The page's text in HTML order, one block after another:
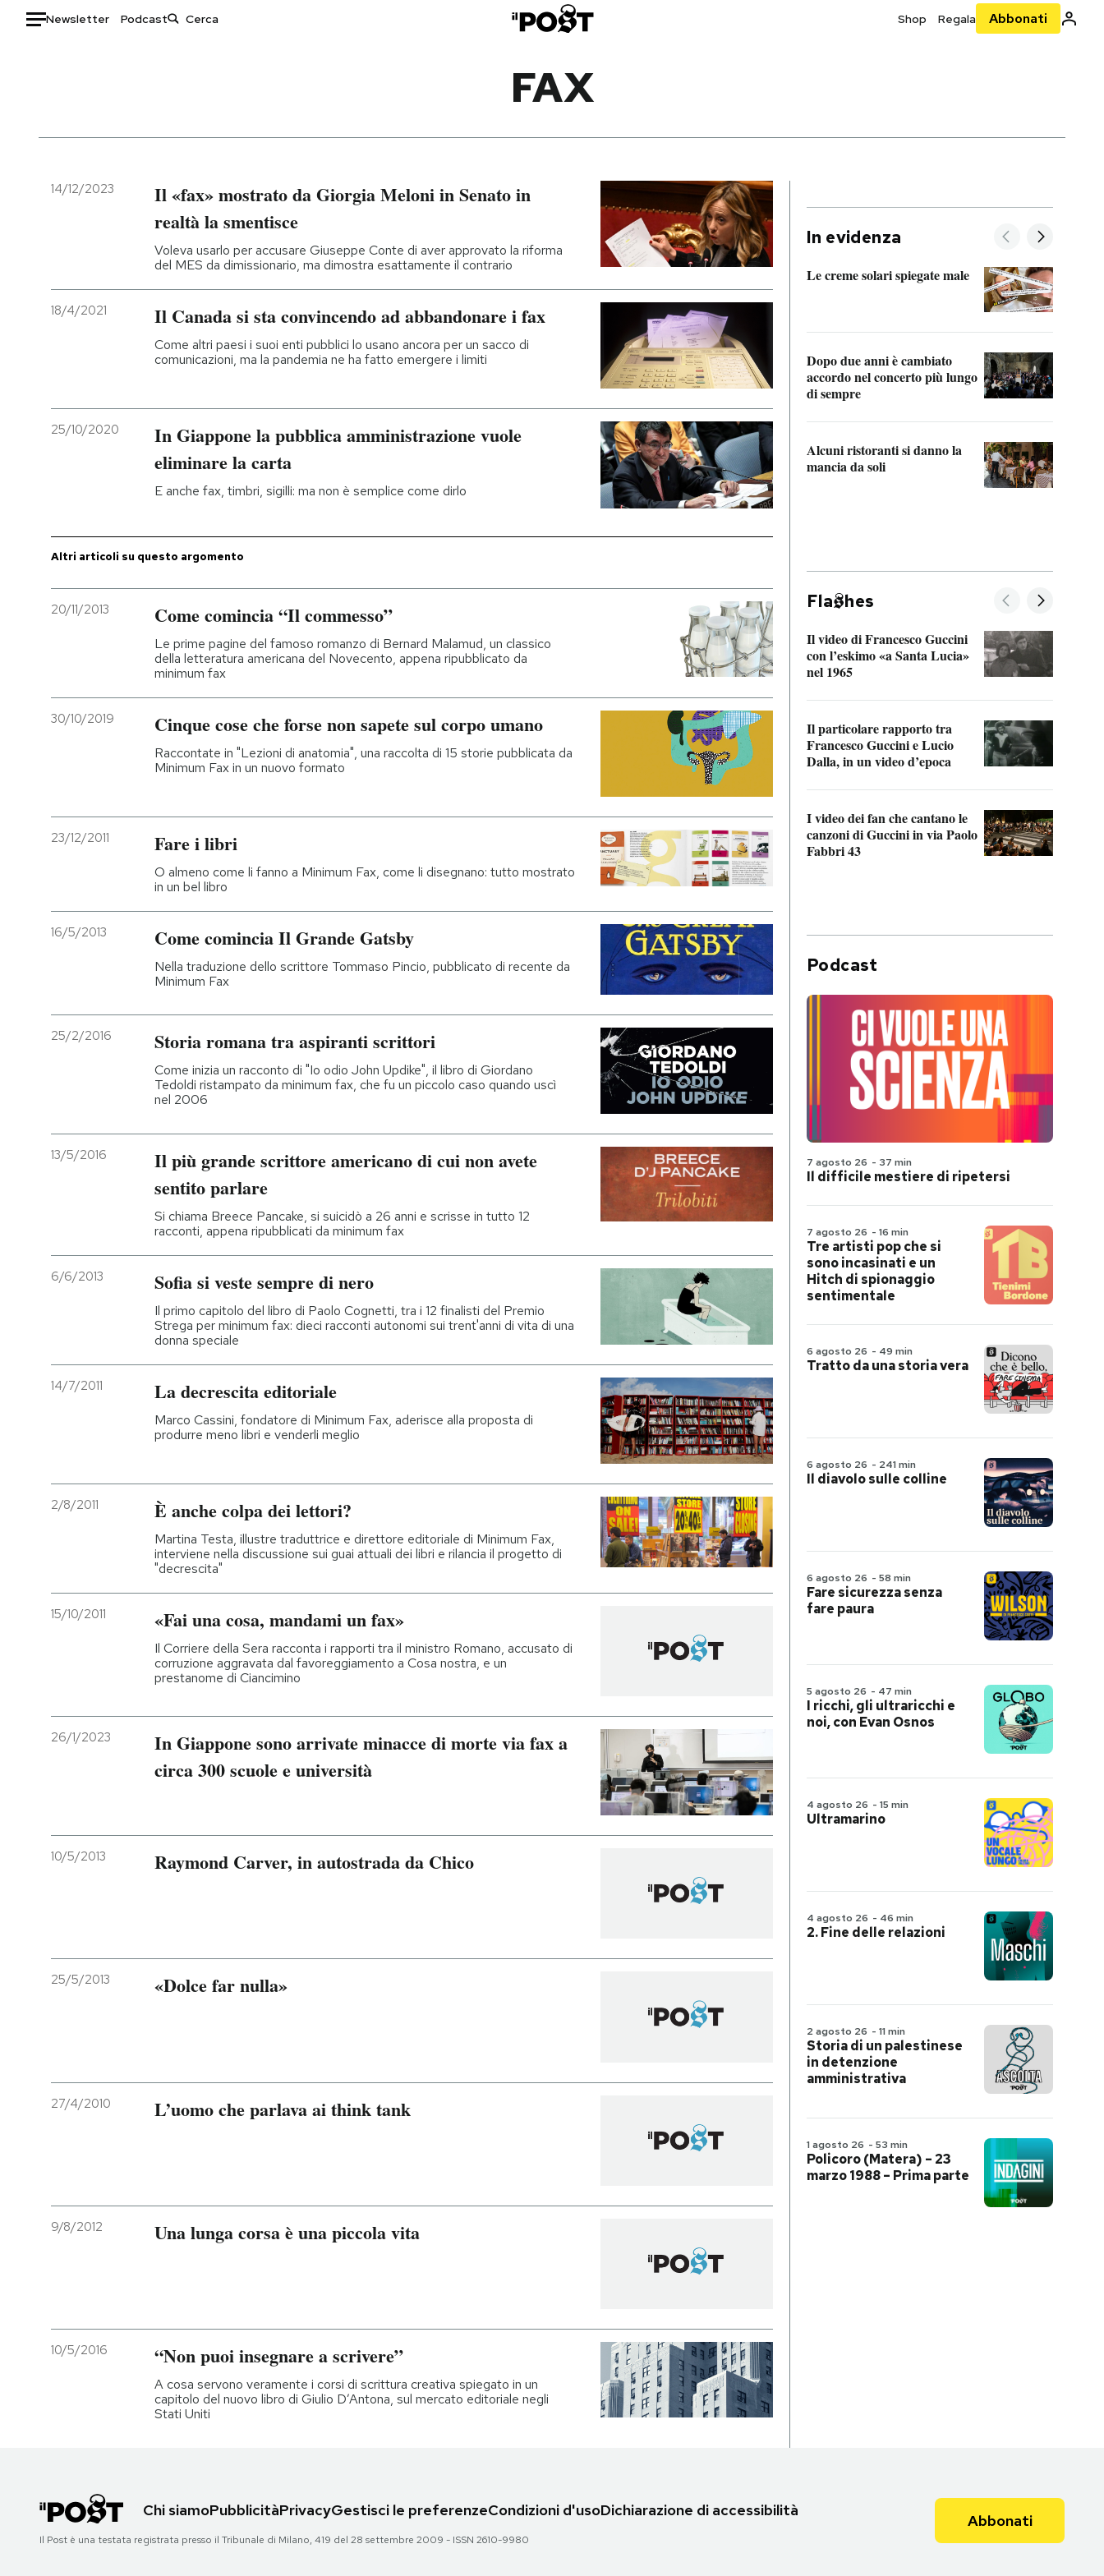
Newsletter Podcast Shop Regala Abbonati
Italia
Politica
Economia
Moda
Ok Boomer!
Media
Mondiali calcio 2026
SHOP
CALENDARIO
AREA PERSONALE
FAX
14/12/2023
Il «fax» mostrato da Giorgia Meloni in Senato in
realtà la smentisce
Voleva usarlo per accusare Giuseppe Conte di aver approvato la riforma
del MES da dimissionario, ma dimostra esattamente il contrario
18/4/2021 Il Canada si sta convincendo ad abbandonare i fax
Come altri paesi i suoi enti pubblici lo usano ancora per un sacco di
comunicazioni, ma la pandemia ne ha fatto emergere i limiti
25/10/2020
In Giappone la pubblica amministrazione vuole
eliminare la carta
E anche fax, timbri, sigilli: ma non è semplice come dirlo
Altri articoli su questo argomento
20/11/2013 Come comincia “Il commesso”
Le prime pagine del famoso romanzo di Bernard Malamud, un classico
della letteratura americana del Novecento, appena ripubblicato da
minimum fax
30/10/2019 Cinque cose che forse non sapete sul corpo umano
Raccontate in "Lezioni di anatomia", una raccolta di 15 storie pubblicata da
Minimum Fax in un nuovo formato
23/12/2011 Fare i libri
O almeno come li fanno a Minimum Fax, come li disegnano: tutto mostrato
in un bel libro
16/5/2013 Come comincia Il Grande Gatsby
Nella traduzione dello scrittore Tommaso Pincio, pubblicato di recente da
Minimum Fax
25/2/2016 Storia romana tra aspiranti scrittori
Come inizia un racconto di "Io odio John Updike", il libro di Giordano
Tedoldi ristampato da minimum fax, che fu un piccolo caso quando uscì
nel 2006
13/5/2016
Il più grande scrittore americano di cui non avete
sentito parlare
Si chiama Breece Pancake, si suicidò a 26 anni e scrisse in tutto 12
racconti, appena ripubblicati da minimum fax
6/6/2013 Sofia si veste sempre di nero
Il primo capitolo del libro di Paolo Cognetti, tra i 12 finalisti del Premio
Strega per minimum fax: dieci racconti autonomi sui trent'anni di vita di una
donna speciale
14/7/2011 La decrescita editoriale
Marco Cassini, fondatore di Minimum Fax, aderisce alla proposta di
produrre meno libri e venderli meglio
2/8/2011 È anche colpa dei lettori?
Martina Testa, illustre traduttrice e direttore editoriale di Minimum Fax,
interviene nella discussione sui guai attuali dei libri e rilancia il progetto di
"decrescita"
15/10/2011 «Fai una cosa, mandami un fax»
Il Corriere della Sera racconta i rapporti tra il ministro Romano, accusato di
corruzione aggravata dal favoreggiamento a Cosa nostra, e un
prestanome di Ciancimino
26/1/2023
In Giappone sono arrivate minacce di morte via fax a
circa 300 scuole e università
10/5/2013 Raymond Carver, in autostrada da Chico
25/5/2013 «Dolce far nulla»
27/4/2010 L’uomo che parlava ai think tank
9/8/2012 Una lunga corsa è una piccola vita
10/5/2016 “Non puoi insegnare a scrivere”
A cosa servono veramente i corsi di scrittura creativa spiegato in un
capitolo del nuovo libro di Giulio D’Antona, sul mercato editoriale negli
Stati Uniti
In evidenza
Le creme solari spiegate male
Dopo due anni è cambiato
accordo nel concerto più lungo
di sempre
Alcuni ristoranti si danno la
mancia da soli
Fla hes
Il video di Francesco Guccini
con l’eskimo «a Santa Lucia»
nel 1965
Il particolare rapporto tra
Francesco Guccini e Lucio
Dalla, in un video d’epoca
I video dei fan che cantano le
canzoni di Guccini in via Paolo
Fabbri 43
Podcast
7 agosto 26 - 37 min
Il difficile mestiere di ripetersi
7 agosto 26 - 16 min
Tre artisti pop che si
sono incasinati e un
Hitch di spionaggio
sentimentale
6 agosto 26 - 49 min
Tratto da una storia vera
6 agosto 26 - 241 min
Il diavolo sulle colline
6 agosto 26 - 58 min
Fare sicurezza senza
fare paura
5 agosto 26 - 47 min
I ricchi, gli ultraricchi e
noi, con Evan Osnos
4 agosto 26 - 15 min
Ultramarino
4 agosto 26 - 46 min
2. Fine delle relazioni
2 agosto 26 - 11 min
Storia di un palestinese
in detenzione
amministrativa
1 agosto 26 - 53 min
Policoro (Matera) – 23
marzo 1988 – Prima parte
Chi siamoPubblicitàPrivacyGestisci le preferenzeCondizioni d'usoDichiarazione di accessibilità
Il Post è una testata registrata presso il Tribunale di Milano, 419 del 28 settembre 2009 - ISSN 2610-9980
Abbonati